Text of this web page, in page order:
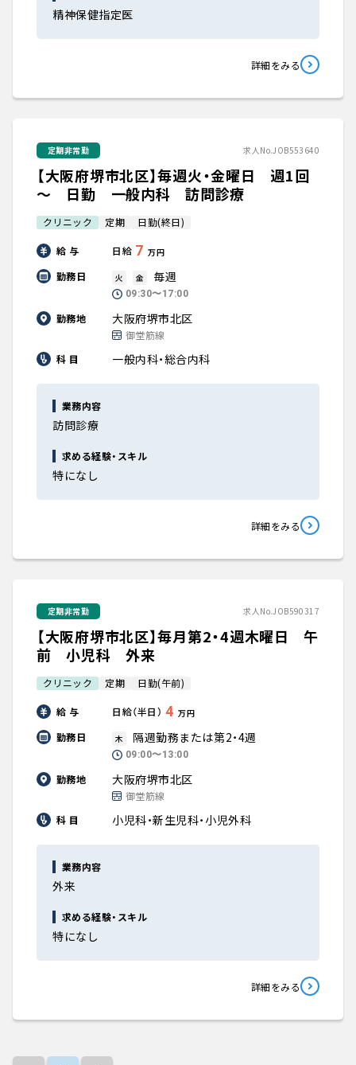
精神保健指定医
詳細をみる
定期非常勤 求人No.JOB553640
【大阪府堺市北区】毎週火・金曜日 週1回
～ 日勤 一般内科 訪問診療
クリニック 定期 日勤(終日)
給 与 日給 7 万円
勤務日 火 金 毎週
09:30〜17:00
勤務地 大阪府堺市北区
御堂筋線
科 目
一般内科・総合内科
業務内容
訪問診療
求める経験・スキル
特になし
詳細をみる
定期非常勤 求人No.JOB590317
【大阪府堺市北区】毎月第2・4週木曜日 午
前 小児科 外来
クリニック 定期 日勤(午前)
給 与 日給（半日） 4 万円
勤務日 木 隔週勤務または第2・4週
09:00〜13:00
勤務地 大阪府堺市北区
御堂筋線
科 目
小児科・新生児科・小児外科
業務内容
外来
求める経験・スキル
特になし
詳細をみる